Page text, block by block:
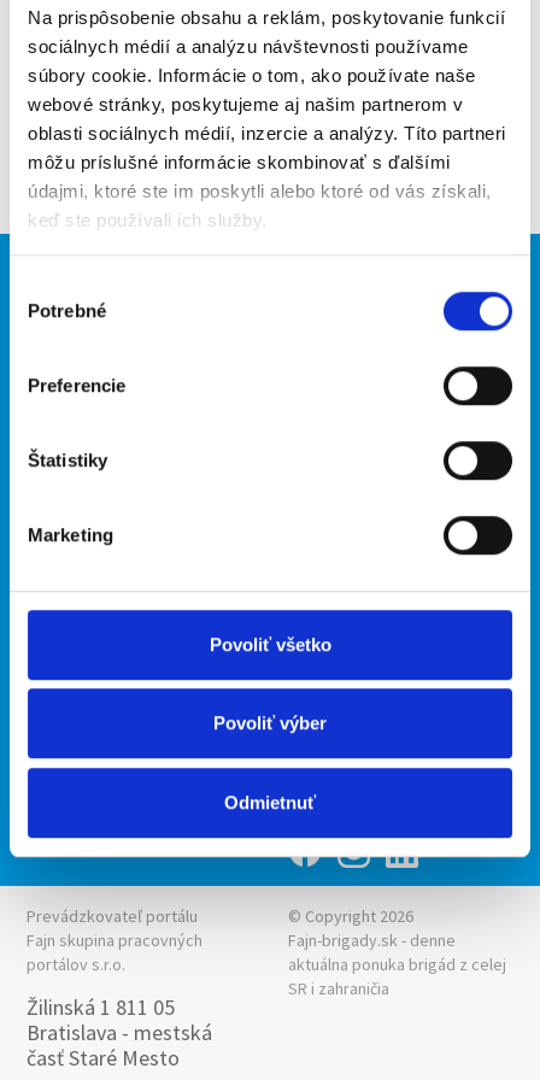
Na prispôsobenie obsahu a reklám, poskytovanie funkcií
sociálnych médií a analýzu návštevnosti používame
súbory cookie. Informácie o tom, ako používate naše
webové stránky, poskytujeme aj našim partnerom v
oblasti sociálnych médií, inzercie a analýzy. Títo partneri
môžu príslušné informácie skombinovať s ďalšími
údajmi, ktoré ste im poskytli alebo ktoré od vás získali,
keď ste používali ich služby.
súhlasu
Potrebné
Preferencie
Štatistiky
Marketing
Povoliť všetko
Povoliť výber
Odmietnuť
Pridať do obľúbených
Späť
O portáli
O nás
Podmienky
Zásady ochrany osobných
Naše ďalšie projekty
INwork.cz
mobilná aplikácia
Fajn práce
Ponuka brigády z celej ČR
Fajn-brigady.sk
Prevádzkovateľ portálu
Fajn skupina pracovných
portálov s.r.o.
Žilinská 1 811 05
Bratislava - mestská
časť Staré Mesto
© Copyright 2026
Fajn-brigady.sk - denne
aktuálna ponuka brigád z celej
SR i zahraničia